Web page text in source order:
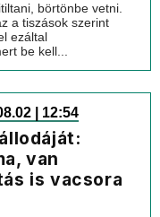
börtönbe vetni.
a tiszások szerint
ezáltal
be kell...
| 12:54
van
is vacsora